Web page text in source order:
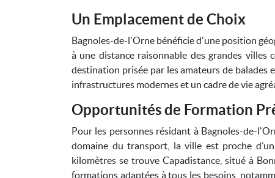
Un Emplacement de Choix
Bagnoles-de-l'Orne bénéficie d'une position
à une distance raisonnable des grandes
destination prisée par les amateurs de balades
infrastructures modernes et un cadre de vie
Opportunités de Formation
Pour les personnes résidant à Bagnoles-de-
domaine du transport, la ville est proche
kilomètres se trouve Capadistance, situé à
formations adaptées à tous les besoins,